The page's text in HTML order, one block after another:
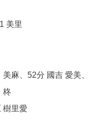
美里
麻、52分 國吉 愛美、
柊
樹里愛